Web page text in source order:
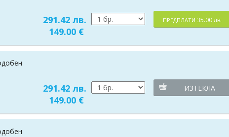
291.42 лв.
149.00 €
ПРЕДПЛАТИ 35.00 лв.
291.42 лв.
149.00 €
ИЗТЕКЛА